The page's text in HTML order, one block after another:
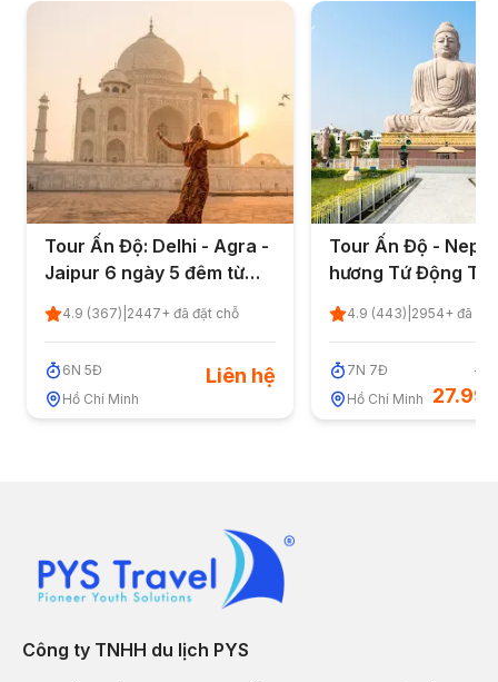
Tour Ấn Độ: Delhi - Agra -
Jaipur 6 ngày 5 đêm từ
TP.HCM - Quốc Khánh 2/9
4.9 (367) 2447+ đã đặt chỗ
6N 5Đ
Hồ Chí Minh
Liên hệ
Tour Ấn Độ -
hương Tứ Động
ngày 7 đêm từ
Quốc Khánh 2/9
4.9 (443) 2954+ đã
7N 7Đ
Hồ Chí Minh
Công ty TNHH du lịch PYS